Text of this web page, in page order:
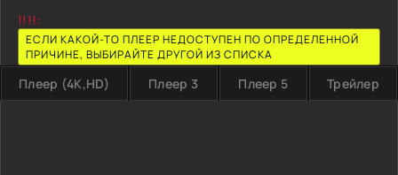
!!!!:
ЕСЛИ КАКОЙ-ТО ПЛЕЕР НЕДОСТУПЕН ПО ОПРЕДЕЛЕННОЙ
ПРИЧИНЕ, ВЫБИРАЙТЕ ДРУГОЙ ИЗ СПИСКА
Плеер (4K,HD) Плеер 3 Плеер 5 Трейлер